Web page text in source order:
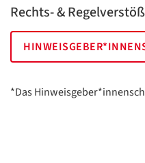
Rechts- &
*Das